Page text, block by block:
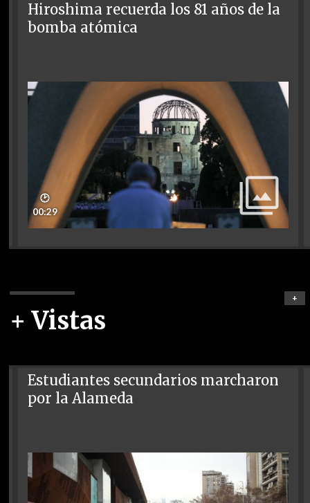
Hiroshima recuerda los 81 años de la
bomba atómica
🕑
00:29
+ Vistas
+
Estudiantes secundarios marcharon
por la Alameda